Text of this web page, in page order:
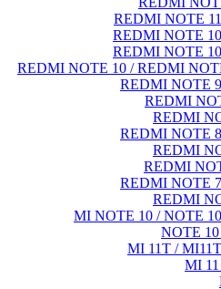
REDMI
REDMI
REDMI
REDMI NOTE 10 /
REDMI
REDMI
REDMI
MI NOTE 10 /
MI